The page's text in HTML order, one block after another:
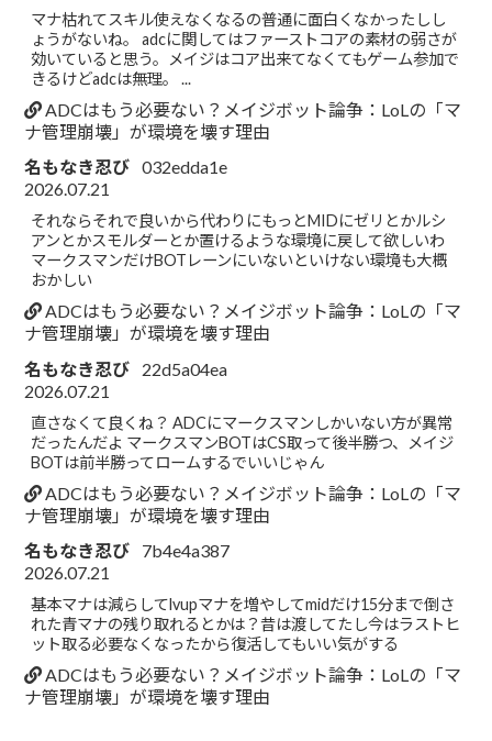
マナ枯れてスキル使えなくなるの普通に面白くなかったしし
ょうがないね。 adcに関してはファーストコアの素材の弱さが
効いていると思う。メイジはコア出来てなくてもゲーム参加で
きるけどadcは無理。 ...
ADCはもう必要ない？メイジボット論争：LoLの「マ
ナ管理崩壊」が環境を壊す理由
名もなき忍び 032edda1e
2026.07.21
それならそれで良いから代わりにもっとMIDにゼリとかルシ
アンとかスモルダーとか置けるような環境に戻して欲しいわ
マークスマンだけBOTレーンにいないといけない環境も大概
おかしい
ADCはもう必要ない？メイジボット論争：LoLの「マ
ナ管理崩壊」が環境を壊す理由
名もなき忍び
22d5a04ea
2026.07.21
直さなくて良くね？ ADCにマークスマンしかいない方が異常
だったんだよ マークスマンBOTはCS取って後半勝つ、メイジ
BOTは前半勝ってロームするでいいじゃん
ADCはもう必要ない？メイジボット論争：LoLの「マ
ナ管理崩壊」が環境を壊す理由
名もなき忍び
7b4e4a387
2026.07.21
基本マナは減らしてlvupマナを増やしてmidだけ15分まで倒さ
れた青マナの残り取れるとかは？昔は渡してたし今はラストヒ
ット取る必要なくなったから復活してもいい気がする
ADCはもう必要ない？メイジボット論争：LoLの「マ
ナ管理崩壊」が環境を壊す理由